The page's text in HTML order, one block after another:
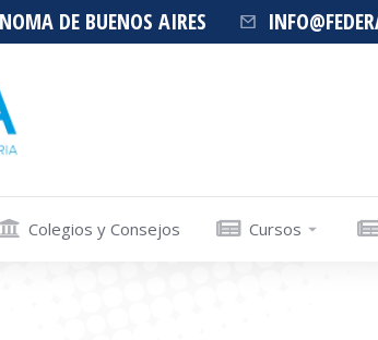
DE BUENOS AIRES
Colegios y Consejos Cursos